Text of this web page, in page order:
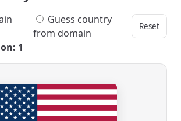
Guess country
from domain
Reset
1